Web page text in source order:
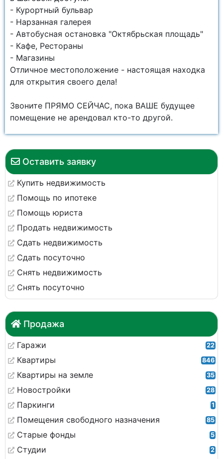
Оставить заявку
Купить недвижимость
Помощь по ипотеке
Помощь юриста
Продать недвижимость
Сдать недвижимость
Сдать посуточно
Снять недвижимость
Снять посуточно
Продажа
Гаражи 22
Квартиры 846
Квартиры на земле 35
Новостройки 28
Паркинги 1
Помещения свободного назначения 85
Старые фонды 5
Студии 2
- Курортный бульвар
- Нарзанная галерея
- Автобусная остановка "Октябрьская площадь"
- Кафе, Рестораны
- Магазины
Отличное местоположение - настоящая находка
для открытия своего дела!
Звоните ПРЯМО СЕЙЧАС, пока ВАШЕ будущее
помещение не арендовал кто-то другой.